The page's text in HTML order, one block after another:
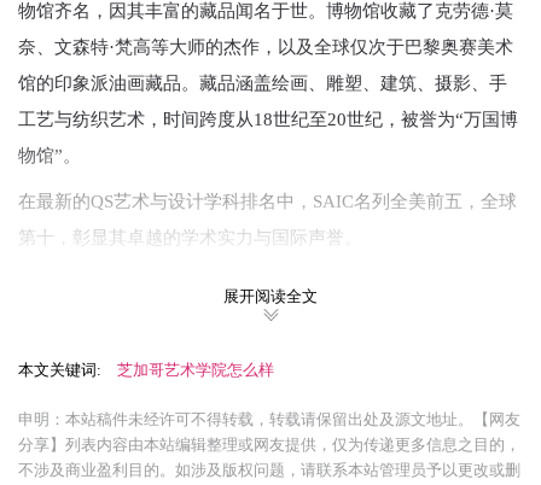
物馆齐名，因其丰富的藏品闻名于世。博物馆收藏了克劳德·莫
奈、文森特·梵高等大师的杰作，以及全球仅次于巴黎奥赛美术
馆的印象派油画藏品。藏品涵盖绘画、雕塑、建筑、摄影、手
工艺与纺织艺术，时间跨度从18世纪至20世纪，被誉为“万国博
物馆”。
在最新的QS艺术与设计学科排名中，SAIC名列全美前五，全球
第十，彰显其卓越的学术实力与国际声誉。
二、院系和专业设置
楼：
Columbus Building 主要教学陶艺，绘图，雕塑，版画，
摄影，表演等；
展开阅读全文
本文关键词: 芝加哥艺术学院怎么样
申明：本站稿件未经许可不得转载，转载请保留出处及源文地址。【网友
分享】列表内容由本站编辑整理或网友提供，仅为传递更多信息之目的，
不涉及商业盈利目的。如涉及版权问题，请联系本站管理员予以更改或删